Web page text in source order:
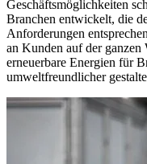
Geschäftsmöglichkeiten
Branchen entwickelt, die
Anforderungen
an Kunden auf der
erneuerbare Energien für
umweltfreundlicher